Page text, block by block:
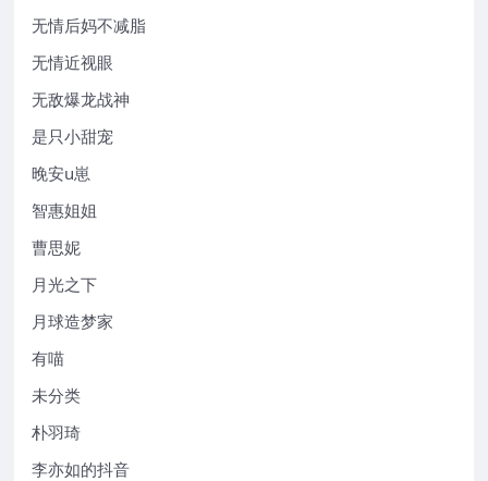
无情后妈不减脂
无情近视眼
无敌爆龙战神
是只小甜宠
晚安u崽
智惠姐姐
曹思妮
月光之下
月球造梦家
有喵
未分类
朴羽琦
李亦如的抖音